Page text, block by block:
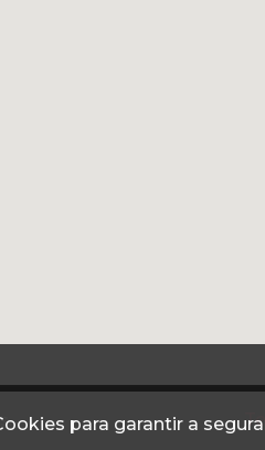
para garantir a